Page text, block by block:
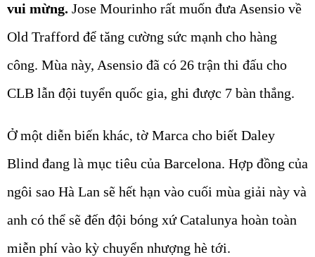
vui mừng. Jose Mourinho rất muốn đưa Asensio về
Old Trafford để tăng cường sức mạnh cho hàng
công. Mùa này, Asensio đã có 26 trận thi đấu cho
CLB lẫn đội tuyển quốc gia, ghi được 7 bàn thắng.
Ở một diễn biến khác, tờ Marca cho biết Daley
Blind đang là mục tiêu của Barcelona. Hợp đồng của
ngôi sao Hà Lan sẽ hết hạn vào cuối mùa giải này và
anh có thể sẽ đến đội bóng xứ Catalunya hoàn toàn
miễn phí vào kỳ chuyển nhượng hè tới.